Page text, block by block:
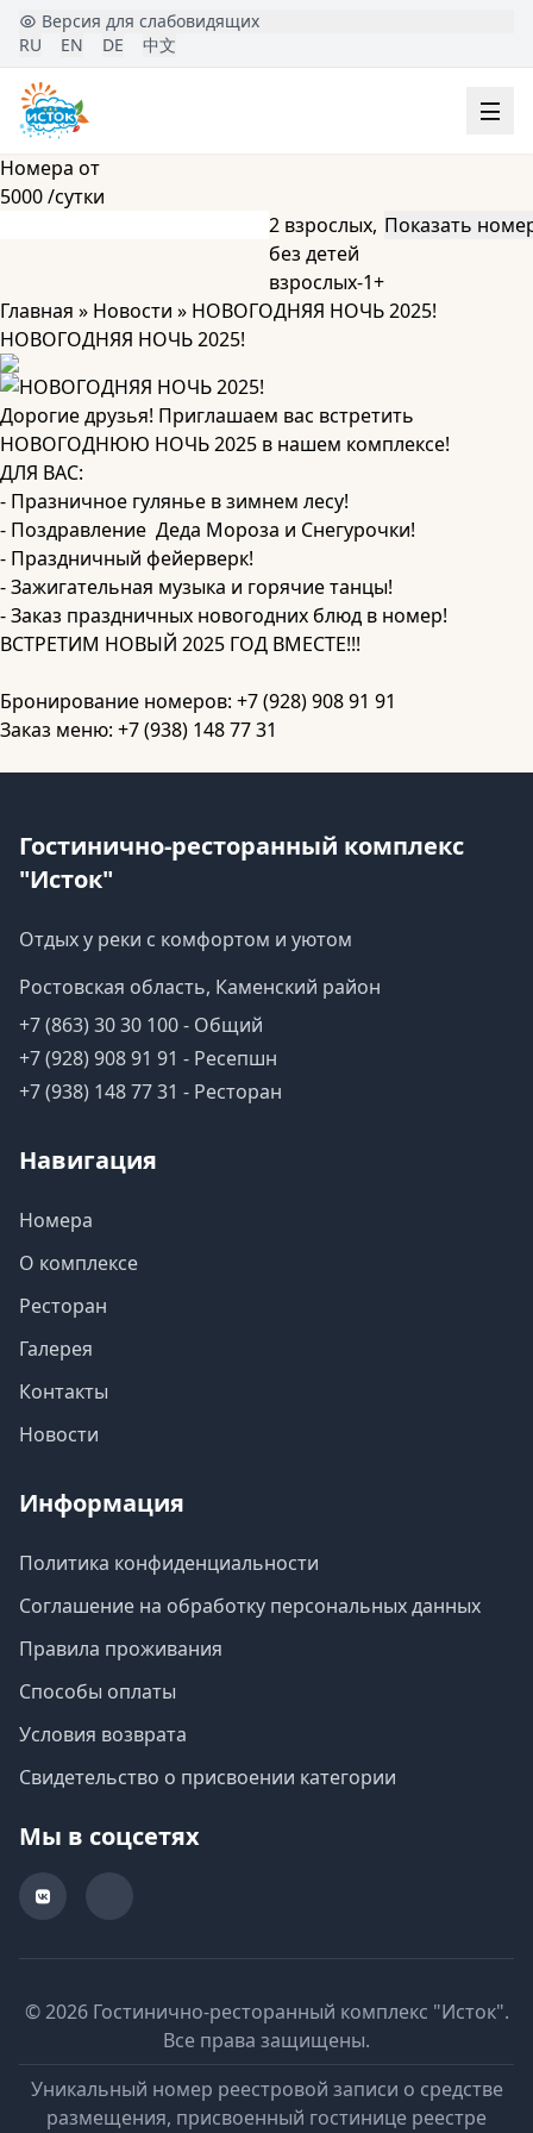
Версия для слабовидящих
RU
EN DE 中文
Номера от
5000/сутки
2 взрослых,
без детей
взрослых-1+
Главная » Новости » НОВОГОДНЯЯ НОЧЬ 2025!
НОВОГОДНЯЯ НОЧЬ 2025!
Дорогие друзья! Приглашаем вас встретить
НОВОГОДНЮЮ НОЧЬ 2025 в нашем комплексе!
ДЛЯ ВАС:
- Празничное гулянье в зимнем лесу!
- Поздравление Деда Мороза и Снегурочки!
- Праздничный фейерверк!
- Зажигательная музыка и горячие танцы!
- Заказ праздничных новогодних блюд в номер!
ВСТРЕТИМ НОВЫЙ 2025 ГОД ВМЕСТЕ!!!
Бронирование номеров: +7 (928) 908 91 91
Заказ меню: +7 (938) 148 77 31
Гостинично-ресторанный комплекс
"Исток"
Отдых у реки с комфортом и уютом
Ростовская область, Каменский район
+7 (863) 30 30 100 - Общий
+7 (928) 908 91 91 - Ресепшн
+7 (938) 148 77 31 - Ресторан
Навигация
Номера
О комплексе
Ресторан
Галерея
Контакты
Новости
Информация
Политика конфиденциальности
Соглашение на обработку персональных данных
Правила проживания
Способы оплаты
Условия возврата
Свидетельство о присвоении категории
Мы в соцсетях
© 2026 Гостинично-ресторанный комплекс "Исток".
Все права защищены.
Уникальный номер реестровой записи о средстве
размещения, присвоенный гостинице реестре